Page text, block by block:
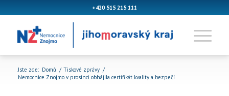
+420 515 215 111
Jste zde: Domů / Tiskové zprávy /
Nemocnice Znojmo v prosinci obhájila certifikát kvality a bezpečí